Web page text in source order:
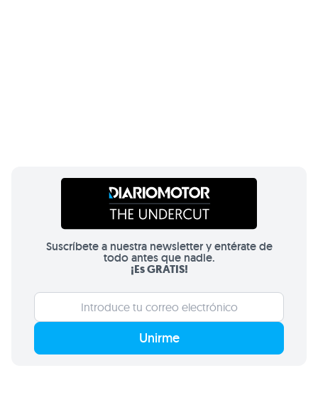
Suscríbete a nuestra newsletter y entérate de
todo antes que nadie.
¡Es GRATIS!
Unirme